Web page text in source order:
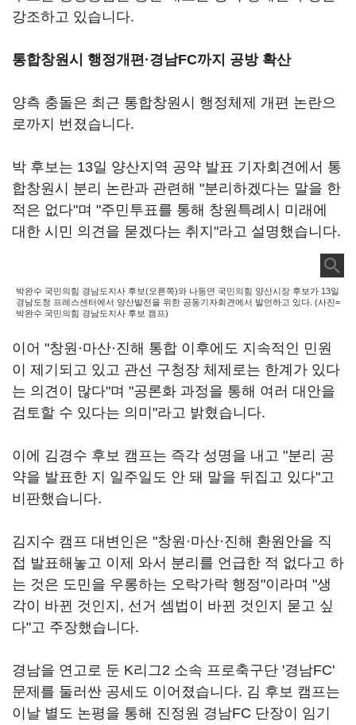
강조하고 있습니다.
통합창원시 행정개편·경남FC까지 공방 확산
양측 충돌은 최근 통합창원시 행정체제 개편 논란으
로까지 번졌습니다.
박 후보는 13일 양산지역 공약 발표 기자회견에서 통
합창원시 분리 논란과 관련해 "분리하겠다는 말을 한
적은 없다"며 "주민투표를 통해 창원특례시 미래에
대한 시민 의견을 묻겠다는 취지"라고 설명했습니다.
박완수 국민의힘 경남도지사 후보(오른쪽)와 나동연 국민의힘 양산시장 후보가 13일
경남도청 프레스센터에서 양산발전을 위한 공동기자회견에서 발언하고 있다. (사진=
박완수 국민의힘 경남도지사 후보 캠프)
이어 "창원·마산·진해 통합 이후에도 지속적인 민원
이 제기되고 있고 관선 구청장 체제로는 한계가 있다
는 의견이 많다"며 "공론화 과정을 통해 여러 대안을
검토할 수 있다는 의미"라고 밝혔습니다.
이에 김경수 후보 캠프는 즉각 성명을 내고 "분리 공
약을 발표한 지 일주일도 안 돼 말을 뒤집고 있다"고
비판했습니다.
김지수 캠프 대변인은 "창원·마산·진해 환원안을 직
접 발표해놓고 이제 와서 분리를 언급한 적 없다고 하
는 것은 도민을 우롱하는 오락가락 행정"이라며 "생
각이 바뀐 것인지, 선거 셈법이 바뀐 것인지 묻고 싶
다"고 주장했습니다.
경남을 연고로 둔 K리그2 소속 프로축구단 '경남FC'
문제를 둘러싼 공세도 이어졌습니다. 김 후보 캠프는
이날 별도 논평을 통해 진정원 경남FC 단장이 임기